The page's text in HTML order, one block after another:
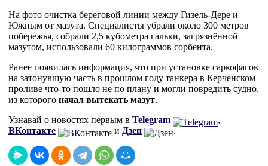
На фото очистка береговой линии между Гизель-Дере и
Южным от мазута. Специалисты убрали около 300 метров
побережья, собрали 2,5 кубометра гальки, загрязнённой
мазутом, использовали 60 килограммов сорбента.
Ранее появилась информация, что при установке саркофагов
на затонувшую часть в прошлом году танкера в Керченском
проливе что-то пошло не по плану и могли повредить судно,
из которого начал вытекать мазут.
Узнавай о новостях первым в Telegram
,
ВКонтакте
и Дзен .